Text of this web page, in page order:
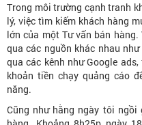
Trong môi trường cạnh tranh
lý, việc tìm kiếm khách hàng
lớn của một Tư vấn bán
qua các nguồn khác nhau
qua các kênh nhưGoogle ads,
khoản tiền chạy quảng cáo
năng.
Cũng như hằng ngày tôi